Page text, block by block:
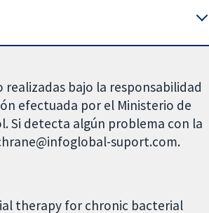
realizadas bajo la responsabilidad
efectuada por el Ministerio de
Si detecta algún problema con la
suport.com.
therapy for chronic bacterial